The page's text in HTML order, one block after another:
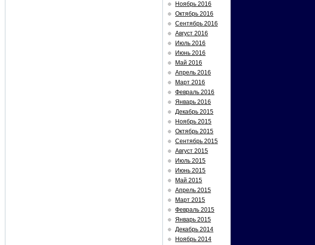
Ноябрь 2016
Октябрь 2016
Сентябрь 2016
Август 2016
Июль 2016
Июнь 2016
Май 2016
Апрель 2016
Март 2016
Февраль 2016
Январь 2016
Декабрь 2015
Ноябрь 2015
Октябрь 2015
Сентябрь 2015
Август 2015
Июль 2015
Июнь 2015
Май 2015
Апрель 2015
Март 2015
Февраль 2015
Январь 2015
Декабрь 2014
Ноябрь 2014